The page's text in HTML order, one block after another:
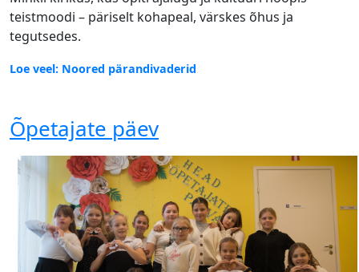
teistmoodi – päriselt kohapeal, värskes õhus ja
tegutsedes.
Loe veel: Noored pärandivaderid
Õpetajate päev